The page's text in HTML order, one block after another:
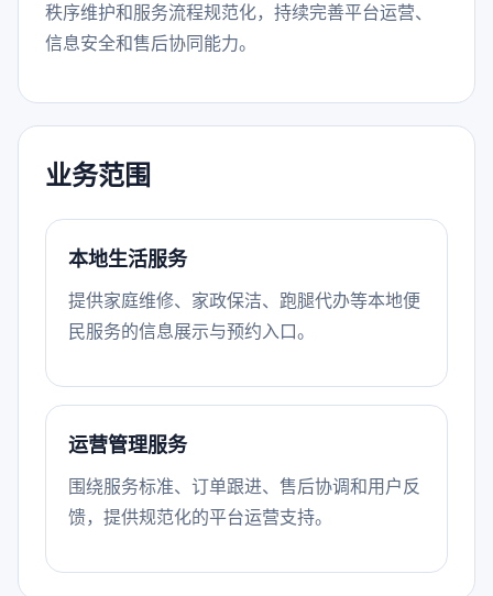
秩序维护和服务流程规范化，持续完善平台运营、
信息安全和售后协同能力。
业务范围
本地生活服务
提供家庭维修、家政保洁、跑腿代办等本地便
民服务的信息展示与预约入口。
运营管理服务
围绕服务标准、订单跟进、售后协调和用户反
馈，提供规范化的平台运营支持。